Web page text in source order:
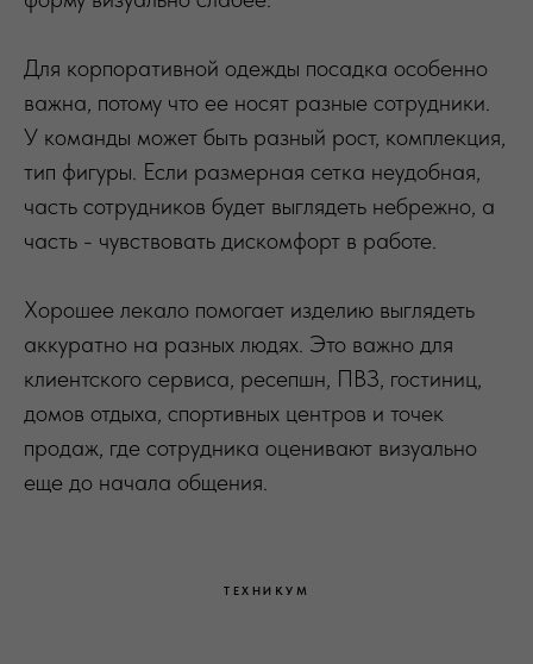
Для корпоративной одежды посадка особенно
важна, потому что ее носят разные сотрудники.
У команды может быть разный рост, комплекция,
тип фигуры. Если размерная сетка неудобная,
часть сотрудников будет выглядеть небрежно, а
часть - чувствовать дискомфорт в работе.
Хорошее лекало помогает изделию выглядеть
аккуратно на разных людях. Это важно для
клиентского сервиса, ресепшн, ПВЗ, гостиниц,
домов отдыха, спортивных центров и точек
продаж, где сотрудника оценивают визуально
еще до начала общения.
ТЕХНИКУМ